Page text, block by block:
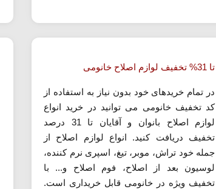
تا 31% تخفیف لوازم اصلاح خانومی
در تمام خریدهای خود بدون نیاز به استفاده از
کد تخفیف خانومی می توانید در خرید انواع
لوازم اصلاح بانوان و آقایان تا 31 درصد
تخفیف دریافت کنید. انواع لوازم اصلاح از
جمله خود تراش، موبر، تیغ، اسپری نرم کننده،
لوسیون بعد از اصلاح، فوم اصلاح و... با
تخفیف ویژه در خانومی قابل خریداری است.